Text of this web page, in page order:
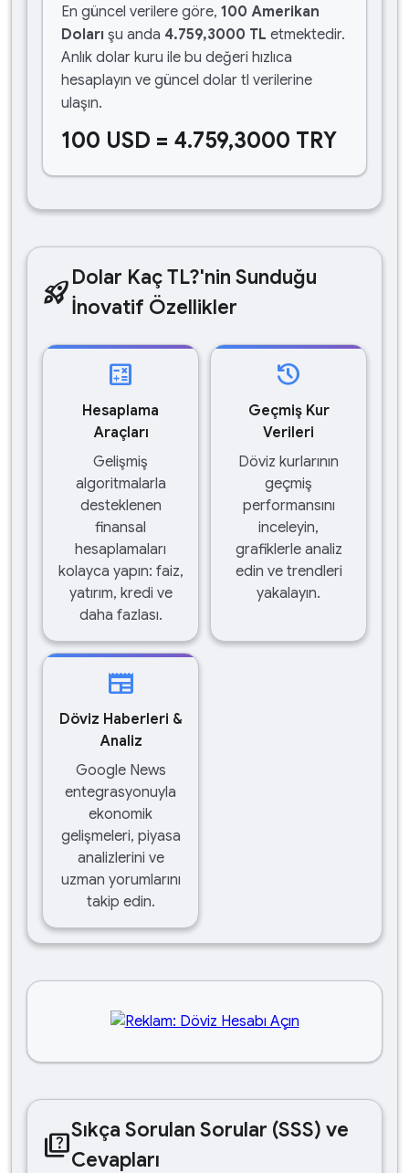
En güncel verilere göre, 100 Amerikan
Doları şu anda 4.759,3000 TL etmektedir.
Anlık dolar kuru ile bu değeri hızlıca
hesaplayın ve güncel dolar tl verilerine
ulaşın.
100 USD = 4.759,3000 TRY
rocket_launchDolar Kaç TL?'nin Sunduğu
İnovatif Özellikler
calculate
Hesaplama
Araçları
Gelişmiş
algoritmalarla
desteklenen
finansal
hesaplamaları
kolayca yapın: faiz,
yatırım, kredi ve
daha fazlası.
history
Geçmiş Kur
Verileri
Döviz kurlarının
geçmiş
performansını
inceleyin,
grafiklerle analiz
edin ve trendleri
yakalayın.
newspaper
Döviz Haberleri &
Analiz
Google News
entegrasyonuyla
ekonomik
gelişmeleri, piyasa
analizlerini ve
uzman yorumlarını
takip edin.
quizSıkça Sorulan Sorular (SSS) ve
Cevapları